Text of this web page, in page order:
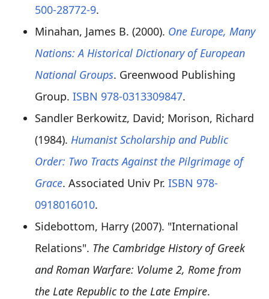
500-28772-9.
Minahan, James B. (2000). One Europe, Many
Nations: A Historical Dictionary of European
National Groups. Greenwood Publishing
Group. ISBN 978-0313309847.
Sandler Berkowitz, David; Morison, Richard
(1984). Humanist Scholarship and Public
Order: Two Tracts Against the Pilgrimage of
Grace. Associated Univ Pr. ISBN 978-
0918016010.
Sidebottom, Harry (2007). "International
Relations". The Cambridge History of Greek
and Roman Warfare: Volume 2, Rome from
the Late Republic to the Late Empire.